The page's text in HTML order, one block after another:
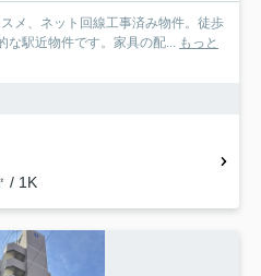
メ、ネット回線工事済み物件。徒歩
な駅近物件です。家具の配... もっと
/ 1K